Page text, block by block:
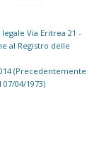
Via Eritrea 21 -
al Registro delle
(Precedentemente
04/1973)